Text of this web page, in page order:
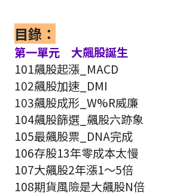
目錄：
第一單元 大飆股誕生
101飆股起漲_MACD
102飆股加速_DMI
103飆股成形_W%R威廉
104飆股篩選_飆股六跡象
105最飆股票_DNA完成
106存股13年零成本太慢
107大飆股2年漲1～5倍
108期貨風險是大飆股N倍